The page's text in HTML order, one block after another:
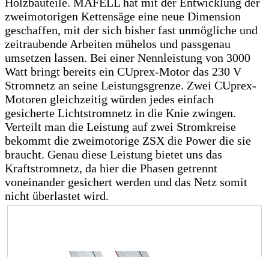
zweimotorigen Kettensäge eine neue Dimension
geschaffen, mit der sich bisher fast unmögliche und
zeitraubende Arbeiten mühelos und passgenau
umsetzen lassen. Bei einer Nennleistung von 3000
Watt bringt bereits ein CUprex-Motor das 230 V
Stromnetz an seine Leistungsgrenze. Zwei CUprex-
Motoren gleichzeitig würden jedes einfach
gesicherte Lichtstromnetz in die Knie zwingen.
Verteilt man die Leistung auf zwei Stromkreise
bekommt die zweimotorige ZSX die Power die sie
braucht. Genau diese Leistung bietet uns das
Kraftstromnetz, da hier die Phasen getrennt
voneinander gesichert werden und das Netz somit
nicht überlastet wird.